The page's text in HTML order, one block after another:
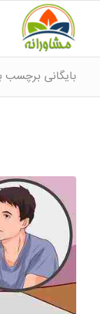
بایگانی برچسب